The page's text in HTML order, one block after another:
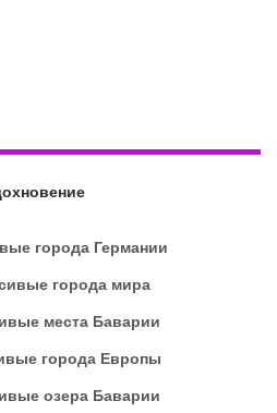
города Германии
города мира
места Баварии
города Европы
озера Баварии